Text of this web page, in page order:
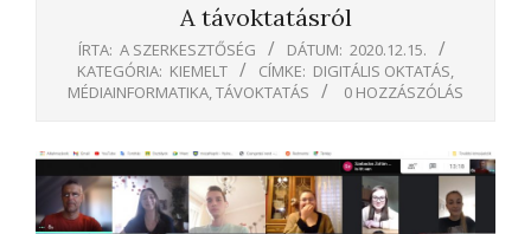
A távoktatásról
ÍRTA: A SZERKESZTŐSÉG DÁTUM: 2020.12.15.
KATEGÓRIA: KIEMELT CÍMKE: DIGITÁLIS OKTATÁS,
MÉDIAINFORMATIKA,TÁVOKTATÁS 0 HOZZÁSZÓLÁS